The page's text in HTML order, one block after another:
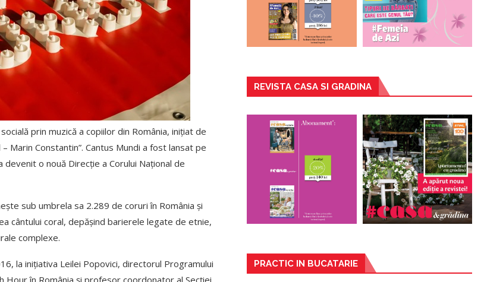
prin muzică a copiilor din România, inițiat de
Marin Constantin”. Cantus Mundi a fost lansat pe
o nouă Direcție a Corului Național de
sub umbrela sa 2.289 de coruri în România și
cântului coral, depășind barierele legate de etnie,
complexe.
la inițiativa Leilei Popovici, directorul Programului
Hour în România și profesor coordonator al Secției
REVISTA CASA SI GRADINA
PRACTIC IN BUCATARIE